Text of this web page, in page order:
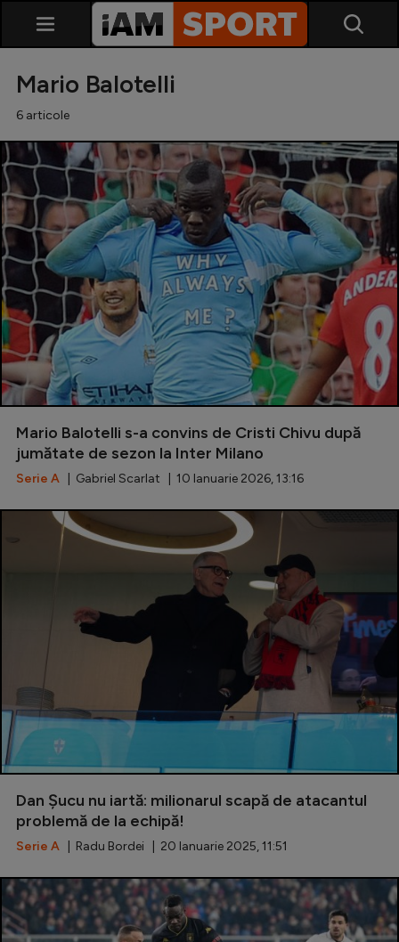
SuperLiga
Liga 2
Cupa României
Echipa Națională
Fotbal feminin
Special
Diverse
Europa League
Conference League
CM 2026
Serie A
Bundesliga
Ligue 1
Campionate
Mario Balotelli
6 articole
Mario Balotelli s-a convins de Cristi Chivu după
jumătate de sezon la Inter Milano
Serie A | Gabriel Scarlat | 10 Ianuarie 2026, 13:16
Dan Șucu nu iartă: milionarul scapă de atacantul
problemă de la echipă!
Serie A | Radu Bordei | 20 Ianuarie 2025, 11:51